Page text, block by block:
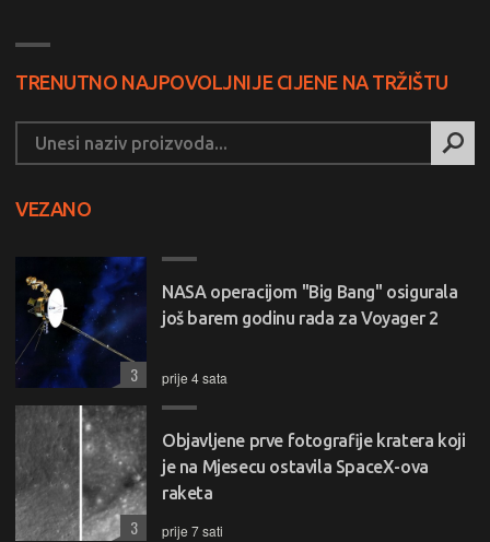
TRENUTNO NAJPOVOLJNIJE CIJENE NA TRŽIŠTU
VEZANO
NASA operacijom "Big Bang" osigurala
još barem godinu rada za Voyager 2
prije 4 sata
3
Objavljene prve fotografije kratera koji
je na Mjesecu ostavila SpaceX-ova
raketa
prije 7 sati
3